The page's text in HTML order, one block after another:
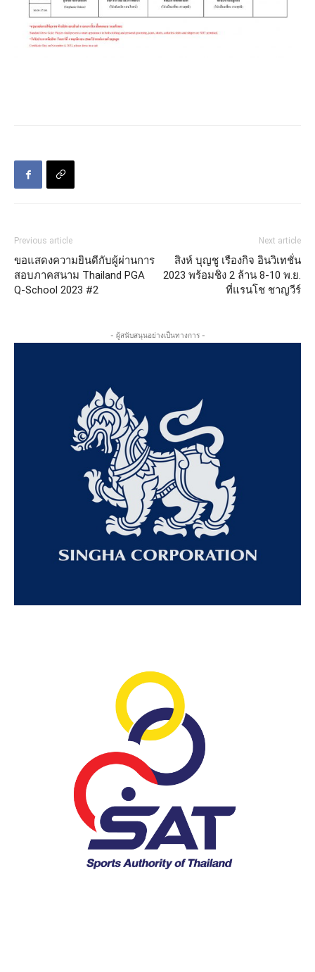
Previous article
ขอแสดงความยินดีกับผู้ผ่านการ
สอบภาคสนาม Thailand PGA
Q-School 2023 #2
Next article
สิงห์ บุญชู เรืองกิจ อินวิเทชั่น
2023 พร้อมชิง 2 ล้าน 8-10 พ.ย.
ที่แรนโช ชาญวีร์
- ผู้สนับสนุนอย่างเป็นทางการ -